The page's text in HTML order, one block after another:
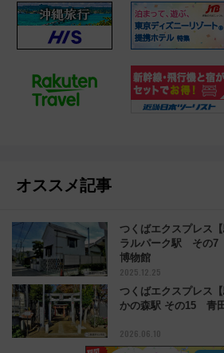
オススメ記事
つくばエクスプレス
ラルパーク駅 その
博物館
2025.12.25
つくばエクスプレス
かの森駅 その15 青
2026.06.10